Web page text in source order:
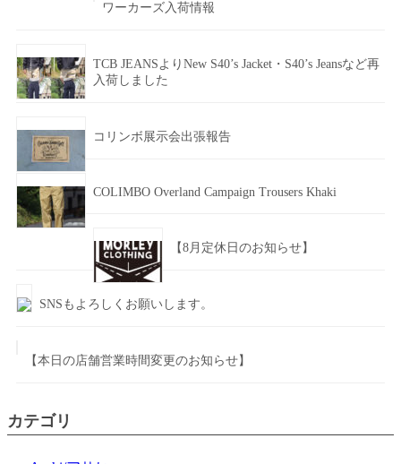
ワーカーズ入荷情報
TCB JEANSよりNew S40’s Jacket・S40’s Jeansなど再
入荷しました
コリンボ展示会出張報告
COLIMBO Overland Campaign Trousers Khaki
【8月定休日のお知らせ】
SNSもよろしくお願いします。
【本日の店舗営業時間変更のお知らせ】
カテゴリ